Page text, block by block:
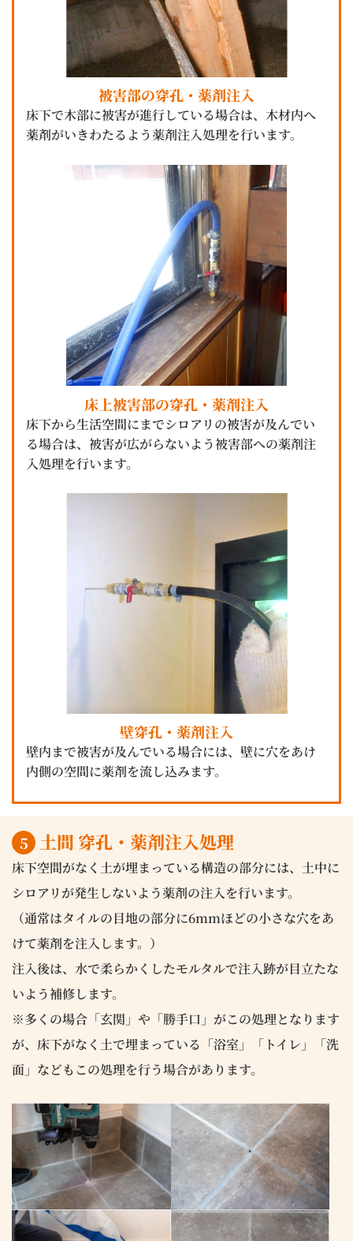
被害部の穿孔・薬剤注入
床下で木部に被害が進行している場合は、木材内へ
薬剤がいきわたるよう薬剤注入処理を行います。
床上被害部の穿孔・薬剤注入
床下から生活空間にまでシロアリの被害が及んでい
る場合は、被害が広がらないよう被害部への薬剤注
入処理を行います。
壁穿孔・薬剤注入
壁内まで被害が及んでいる場合には、壁に穴をあけ
内側の空間に薬剤を流し込みます。
5 土間 穿孔・薬剤注入処理
床下空間がなく土が埋まっている構造の部分には、土中に
シロアリが発生しないよう薬剤の注入を行います。
（通常はタイルの目地の部分に6mmほどの小さな穴をあ
けて薬剤を注入します。）
注入後は、水で柔らかくしたモルタルで注入跡が目立たな
いよう補修します。
※多くの場合「玄関」や「勝手口」がこの処理となります
が、床下がなく土で埋まっている「浴室」「トイレ」「洗
面」などもこの処理を行う場合があります。